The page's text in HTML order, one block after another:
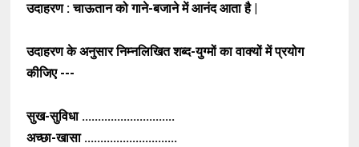
उदाहरण : चाऊतान को गाने-बजाने में आनंद आता है |
उदाहरण के अनुसार निम्नलिखित शब्द-युग्मों का वाक्यों में प्रयोग
कीजिए ---
सुख-सुविधा .............................
अच्छा-खासा .............................